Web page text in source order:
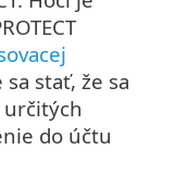
sa stať, že sa
do účtu